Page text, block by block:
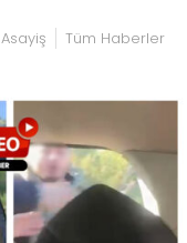
Asayiş Tüm Haberler